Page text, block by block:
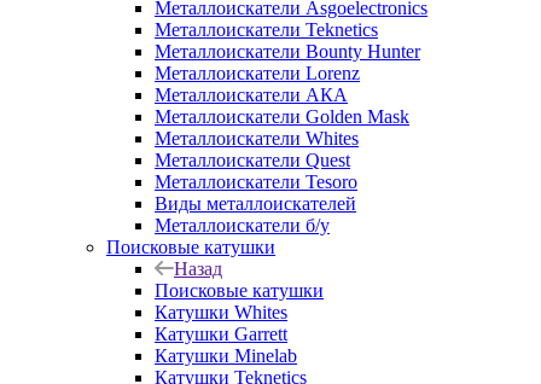
Металлоискатели Asgoelectronics
Металлоискатели Teknetics
Металлоискатели Bounty Hunter
Металлоискатели Lorenz
Металлоискатели АКА
Металлоискатели Golden Mask
Металлоискатели Whites
Металлоискатели Quest
Металлоискатели Tesoro
Виды металлоискателей
Металлоискатели б/у
Поисковые катушки
Назад
Поисковые катушки
Катушки Whites
Катушки Garrett
Катушки Minelab
Катушки Teknetics